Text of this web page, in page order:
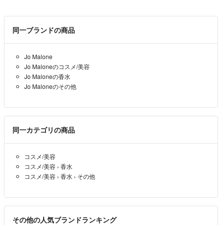
同一ブランドの商品
Jo Malone
Jo Maloneのコスメ/美容
Jo Maloneの香水
Jo Maloneのその他
同一カテゴリの商品
コスメ/美容
コスメ/美容 › 香水
コスメ/美容 › 香水 › その他
その他の人気ブランドランキング